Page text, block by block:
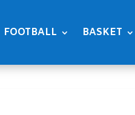
FOOTBALL BASKET